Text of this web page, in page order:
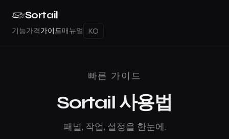
Sortail
기능가격가이드매뉴얼
빠른 가이드
Sortail 사용법
패널, 작업, 설정을 한눈에.